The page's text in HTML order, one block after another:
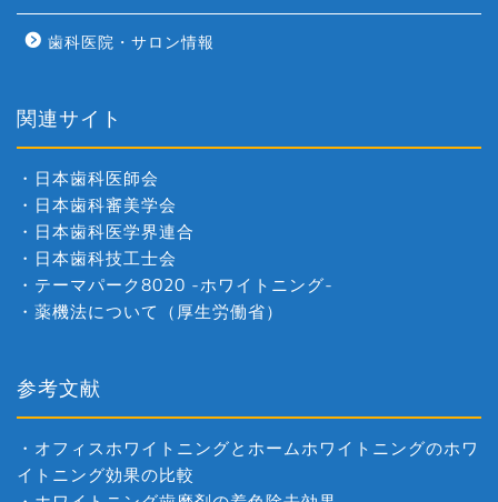
歯科医院・サロン情報
関連サイト
・ 日本歯科医師会
・ 日本歯科審美学会
・ 日本歯科医学界連合
・ 日本歯科技工士会
・ テーマパーク8020 -ホワイトニング-
・ 薬機法について（厚生労働省）
参考文献
・ オフィスホワイトニングとホームホワイトニングのホワ
イトニング効果の比較